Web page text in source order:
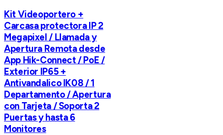
Kit Videoportero +
Carcasa protectora IP 2
Megapixel / Llamada y
Apertura Remota desde
App Hik-Connect / PoE /
Exterior IP65 +
Antivandalico IK08 / 1
Departamento / Apertura
con Tarjeta / Soporta 2
Puertas y hasta 6
Monitores